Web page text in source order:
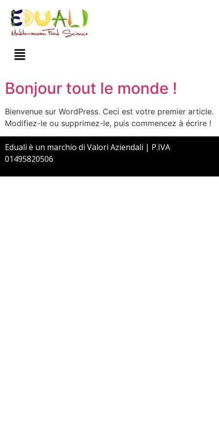
Bonjour tout le monde !
Bienvenue sur WordPress. Ceci est votre premier article.
Modifiez-le ou supprimez-le, puis commencez à écrire !
Eduali è un marchio di Valori Aziendali | P.IVA
01495820506